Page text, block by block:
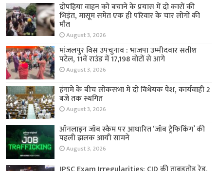
दोपहिया वाहन को बचाने के प्रयास में दो कारों की
भिड़ंत, मासूम समेत एक ही परिवार के चार लोगों की
मौत
August 3, 2026
मांजलपुर विस उपचुनाव : भाजपा उम्मीदवार सतीश
पटेल, 11वें राउंड में 17,198 वोटों से आगे
August 3, 2026
हंगामे के बीच लोकसभा में दो विधेयक पेश, कार्यवाही 2
बजे तक स्थगित
August 3, 2026
ऑनलाइन जॉब स्कैम पर आधारित ‘जॉब ट्रैफिकिंग’ की
पहली झलक आयी सामने
August 3, 2026